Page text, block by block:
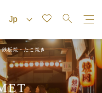
鉄板焼・たこ焼き